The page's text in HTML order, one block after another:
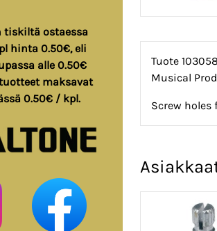
tiskiltä ostaessa
hinta 0.50€, eli
alle 0.50€
maksavat
0.50€ / kpl.
Tuote
Musical
Screw holes